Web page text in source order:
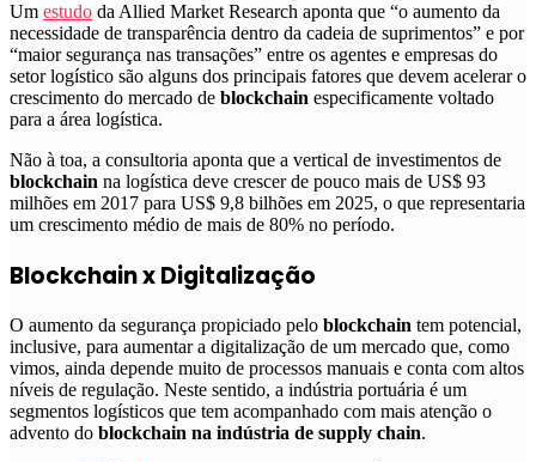
Um estudo da Allied Market Research aponta que “o aumento da
necessidade de transparência dentro da cadeia de suprimentos” e por
“maior segurança nas transações” entre os agentes e empresas do
setor logístico são alguns dos principais fatores que devem acelerar o
crescimento do mercado de blockchain especificamente voltado
para a área logística.
Não à toa, a consultoria aponta que a vertical de investimentos de
blockchain na logística deve crescer de pouco mais de US$ 93
milhões em 2017 para US$ 9,8 bilhões em 2025, o que representaria
um crescimento médio de mais de 80% no período.
Blockchain x Digitalização
O aumento da segurança propiciado pelo blockchain tem potencial,
inclusive, para aumentar a digitalização de um mercado que, como
vimos, ainda depende muito de processos manuais e conta com altos
níveis de regulação. Neste sentido, a indústria portuária é um
segmentos logísticos que tem acompanhado com mais atenção o
advento do blockchain na indústria de supply chain.